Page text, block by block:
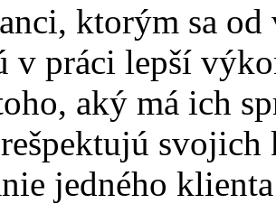
ktorým sa od
v práci lepší
aký má ich
jedného